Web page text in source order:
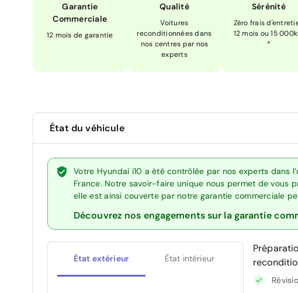
Garantie
Commerciale
12 mois de garantie
Qualité
Voitures
reconditionnées dans
nos centres par nos
experts
Sérénité
Zéro frais
12 mois ou 15
*
État du véhicule
Votre Hyundai i10 a été contrôlée par nos experts dans
France. Notre savoir-faire unique nous permet de vous
elle est ainsi couverte par notre garantie commerciale
Découvrez nos engagements sur la garantie
État extérieur État intérieur